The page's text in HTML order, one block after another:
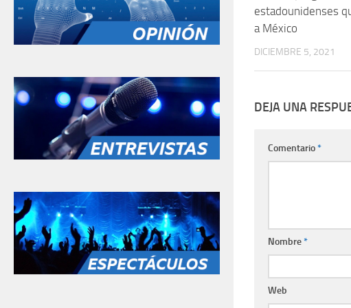
estadounidenses
a México
DICIEMBRE 5, 2021
DEJA UNA
Comentario*
Nombre*
Web